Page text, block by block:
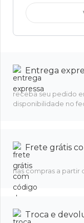
Entrega
receba seu pedido
disponibilidade no
Frete grátis
nas compras a partir
Troca e